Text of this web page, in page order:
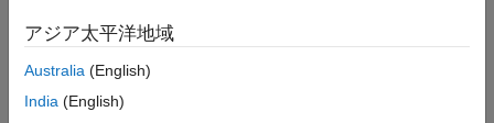
アジア太平洋地域
Australia (English)
India (English)